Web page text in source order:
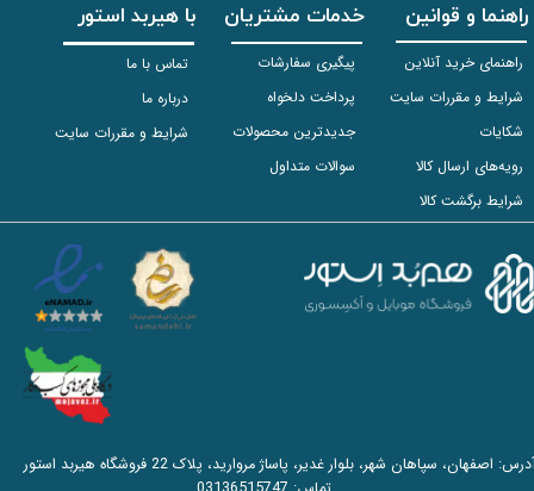
راهنما و قوانین
راهنمای خرید آنلاین
شرایط و مقررات سایت
شکایات
رویه‌های ارسال کالا
شرایط برگشت کالا
خدمات مشتریان
پیگیری سفارشات
پرداخت دلخواه
جدیدترین محصولات
سوالات متداول
با هیربد استور
تماس با ما
درباره ما
شرایط و مقررات سایت
آدرس: اصفهان، سپاهان شهر، بلوار غدیر، پاساژ مروارید، پلاک 22 فروشگاه هیربد استور